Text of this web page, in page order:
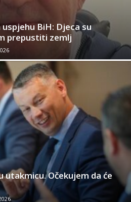
BiH: Djeca su
prepustiti zemlj
utakmicu. Očekujem da će